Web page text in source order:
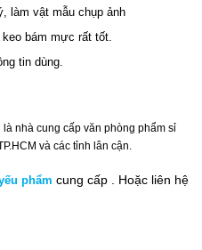
làm vật mẫu chụp ảnh
bám mực rất tốt.
tin dùng.
nhà cung cấp văn phòng phẩm sỉ
và các tỉnh lân cận.
phẩm cung cấp .
Hoặc liên hệ